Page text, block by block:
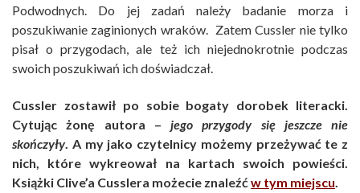
Podwodnych. Do jej zadań należy badanie morza i
poszukiwanie zaginionych wraków. Zatem Cussler nie tylko
pisał o przygodach, ale też ich niejednokrotnie podczas
swoich poszukiwań ich doświadczał.
Cussler zostawił po sobie bogaty dorobek literacki.
Cytując żonę autora – jego przygody się jeszcze nie
skończyły. A my jako czytelnicy możemy przeżywać te z
nich, które wykreował na kartach swoich powieści.
Książki Clive’a Cusslera możecie znaleźćw tym miejscu.